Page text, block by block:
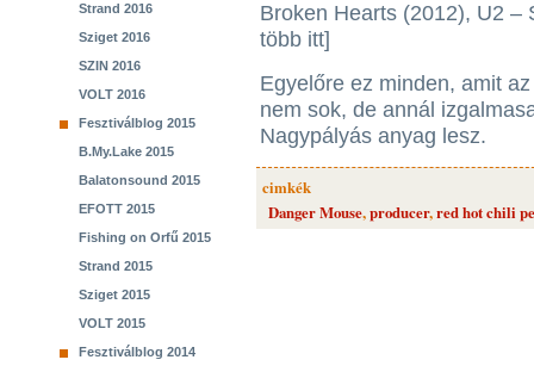
Strand 2016
Sziget 2016
SZIN 2016
VOLT 2016
Fesztiválblog 2015
B.My.Lake 2015
Balatonsound 2015
EFOTT 2015
Fishing on Orfű 2015
Strand 2015
Sziget 2015
VOLT 2015
Fesztiválblog 2014
Broken Hearts (2012), U2 –
több itt]
Egyelőre ez minden, amit
nem sok, de annál
Nagypályás anyag lesz.
cimkék
Danger Mouse,producer,red hot chili